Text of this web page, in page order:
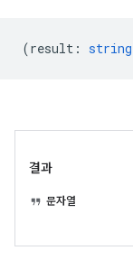
(result : string
결과
문자열